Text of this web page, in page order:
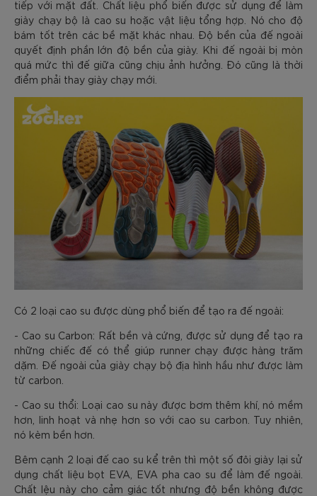
tiếp với mặt đất. Chất liệu phổ biến được sử dụng để làm
giày chạy bộ là cao su hoặc vật liệu tổng hợp. Nó cho độ
bám tốt trên các bề mặt khác nhau. Độ bền của đế ngoài
quyết định phần lớn độ bền của giày. Khi đế ngoài bị mòn
quá mức thì đế giữa cũng chịu ảnh hưởng. Đó cũng là thời
điểm phải thay giày chạy mới.
Có 2 loại cao su được dùng phổ biến để tạo ra đế ngoài:
- Cao su Carbon: Rất bền và cứng, được sử dụng để tạo ra
những chiếc đế có thể giúp runner chạy được hàng trăm
dặm. Đế ngoài của giày chạy bộ địa hình hầu như được làm
từ carbon.
- Cao su thổi: Loại cao su này được bơm thêm khí, nó mềm
hơn, linh hoạt và nhẹ hơn so với cao su carbon. Tuy nhiên,
nó kèm bền hơn.
Bêm cạnh 2 loại đế cao su kể trên thì một số đôi giày lại sử
dụng chất liệu bọt EVA, EVA pha cao su để làm đế ngoài.
Chất lệu này cho cảm giác tốt nhưng độ bền không được